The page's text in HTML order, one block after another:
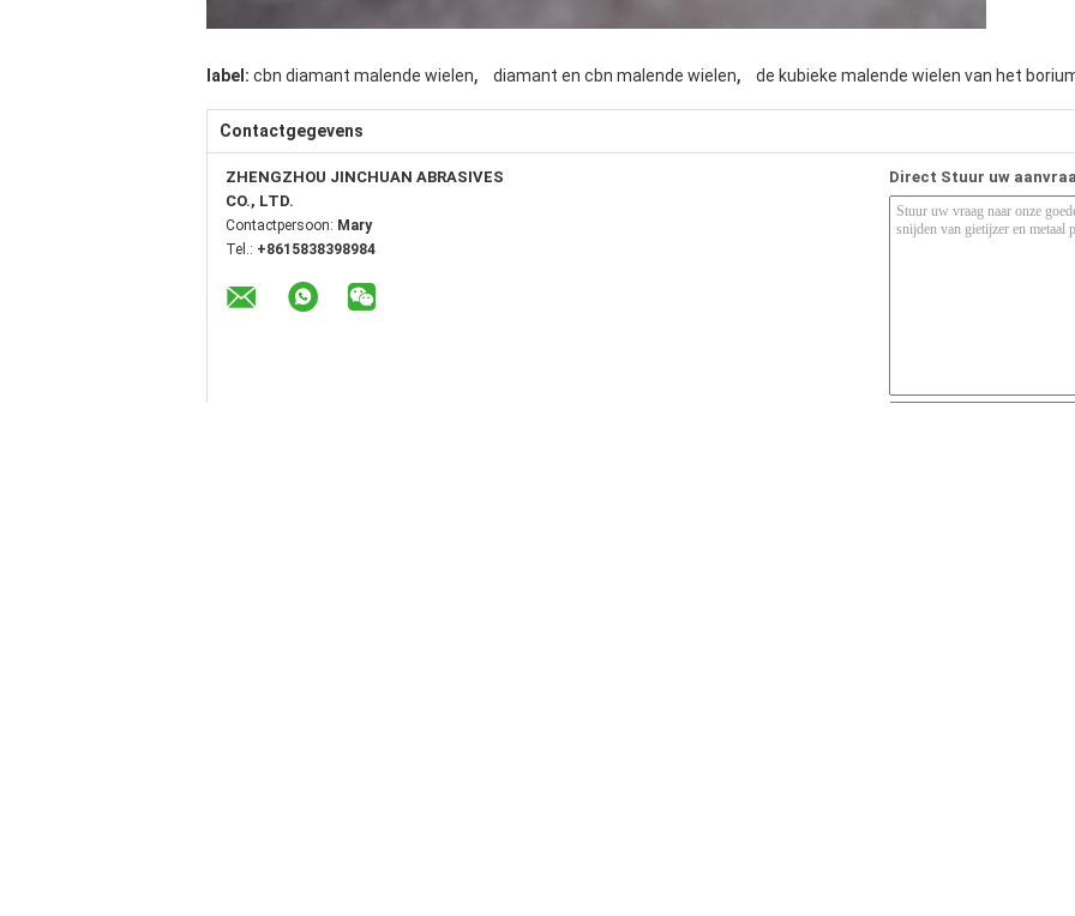
label: cbn diamant malende wielen, diamant en cbn malende wielen, de kubieke malende wielen van het
Contactgegevens
ZHENGZHOU JINCHUAN ABRASIVES
CO., LTD.
Contactpersoon: Mary
Tel.: +8615838398984
Direct Stuur uw